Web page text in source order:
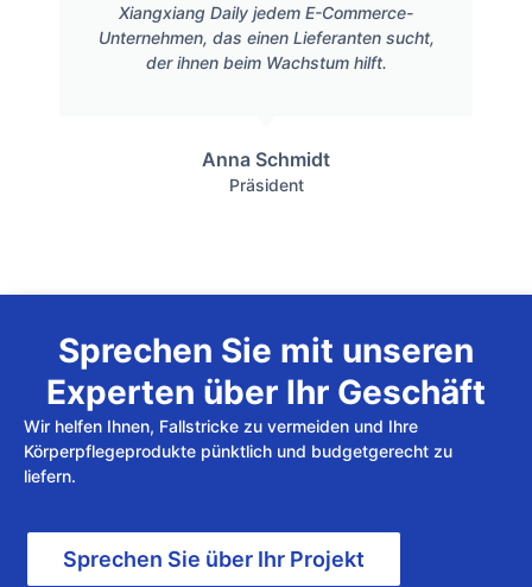
Xiangxiang Daily jedem E-Commerce-
Unternehmen, das einen Lieferanten sucht,
der ihnen beim Wachstum hilft.
Anna Schmidt
Präsident
Sprechen Sie mit unseren
Experten über Ihr Geschäft
Wir helfen Ihnen, Fallstricke zu vermeiden und Ihre
Körperpflegeprodukte pünktlich und budgetgerecht zu
liefern.
Sprechen Sie über Ihr Projekt